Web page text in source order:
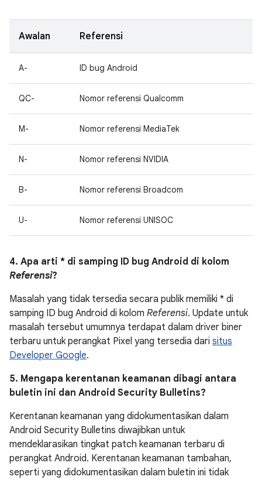
Awalan Referensi
A- ID bug Android
QC- Nomor referensi Qualcomm
M- Nomor referensi MediaTek
N- Nomor referensi NVIDIA
B- Nomor referensi Broadcom
U- Nomor referensi UNISOC
4. Apa arti * di samping ID bug Android di kolom
Referensi?
Masalah yang tidak tersedia secara publik memiliki * di
samping ID bug Android di kolom Referensi. Update untuk
masalah tersebut umumnya terdapat dalam driver biner
terbaru untuk perangkat Pixel yang tersedia dari situs
Developer Google.
5. Mengapa kerentanan keamanan dibagi antara
buletin ini dan Android Security Bulletins?
Kerentanan keamanan yang didokumentasikan dalam
Android Security Bulletins diwajibkan untuk
mendeklarasikan tingkat patch keamanan terbaru di
perangkat Android. Kerentanan keamanan tambahan,
seperti yang didokumentasikan dalam buletin ini tidak